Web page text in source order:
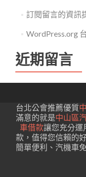
訂閱留言的資訊
WordPress.org
近期留言
台北公會推薦優質
滿意的就是中山區
車借款讓您充分運
款，值得您信賴的
簡單便利、汽機車